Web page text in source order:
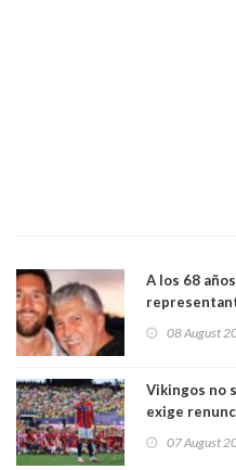
A los 68
08 August
Vikingos no
exige
07 August